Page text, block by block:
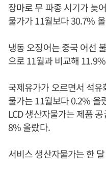
장마로 무 파종 시기가 늦
물가가 11월보다 30.7%
냉동 오징어는 중국 어선
으로 11월과 비교해
국제유가가 오르면서 석
물가는 11월보다 0.2% 올
LCD 생산자물가는 제품
8% 올랐다.
서비스 생산자물가는 한